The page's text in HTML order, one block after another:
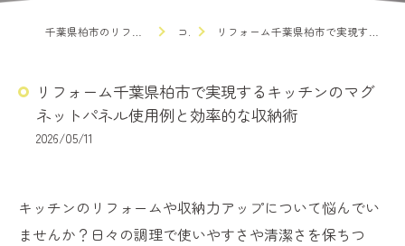
コラム リフォーム千葉県柏市で実現するキッチンのマグネットパネル使用例と効率的な収納術
リフォーム千葉県柏市で実現するキッチンのマグ
ネットパネル使用例と効率的な収納術
2026/05/11
キッチンのリフォームや収納力アップについて悩んでい
ませんか？日々の調理で使いやすさや清潔さを保ちつ